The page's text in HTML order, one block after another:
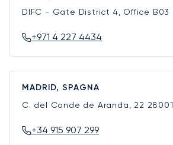
DIFC - Gate District 4, Office B03
+971 4 227 4434
MADRID, SPAGNA
C. del Conde de Aranda, 22 28001
+34 915 907 299